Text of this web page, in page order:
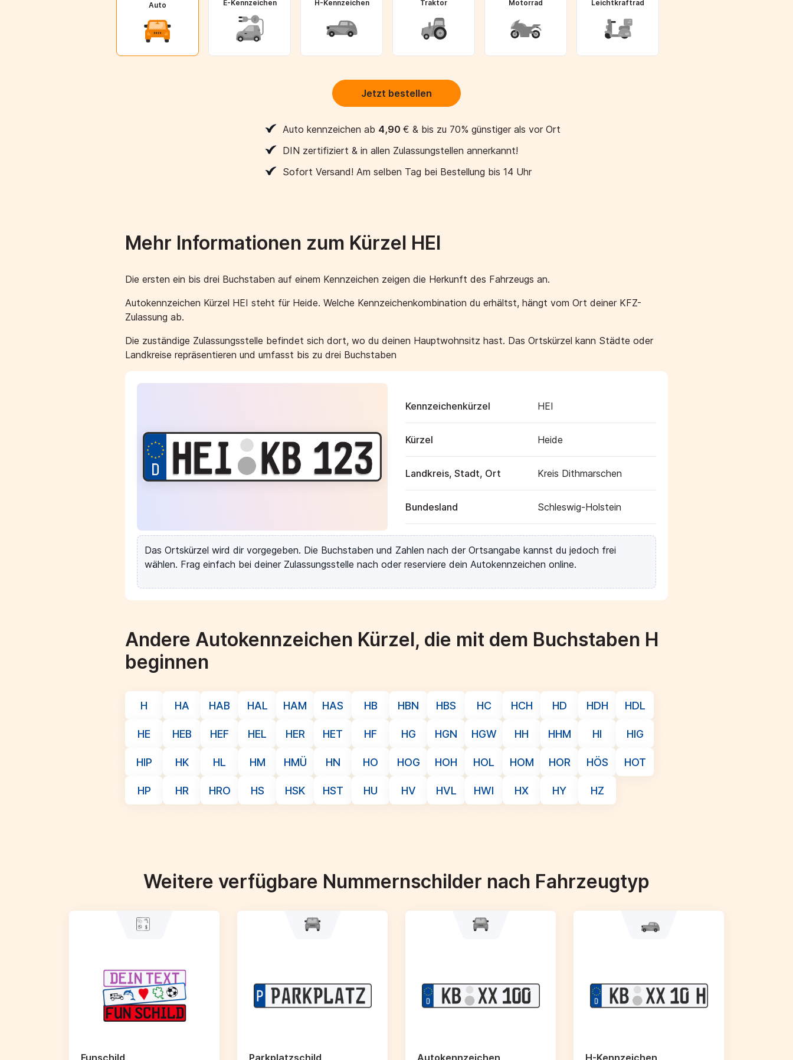
Auto E-Kennzeichen H-Kennzeichen Traktor Motorrad Leichtkraftrad
Jetzt bestellen
Auto kennzeichen ab 4,90 € & bis zu 70% günstiger als vor Ort
DIN zertifiziert & in allen Zulassungstellen annerkannt!
Sofort Versand! Am selben Tag bei Bestellung bis 14 Uhr
Mehr Informationen zum Kürzel HEI
Die ersten ein bis drei Buchstaben auf einem Kennzeichen zeigen die Herkunft des Fahrzeugs an.
Autokennzeichen Kürzel HEI steht für Heide. Welche Kennzeichenkombination du erhältst, hängt vom Ort deiner KFZ-
Zulassung ab.
Die zuständige Zulassungsstelle befindet sich dort, wo du deinen Hauptwohnsitz hast. Das Ortskürzel kann Städte oder
Landkreise repräsentieren und umfasst bis zu drei Buchstaben
Kennzeichenkürzel HEI
Kürzel Heide
Landkreis, Stadt, Ort Kreis Dithmarschen
Bundesland Schleswig-Holstein
Das Ortskürzel wird dir vorgegeben. Die Buchstaben und Zahlen nach der Ortsangabe kannst du jedoch frei
wählen. Frag einfach bei deiner Zulassungsstelle nach oder reserviere dein Autokennzeichen online.
Andere Autokennzeichen Kürzel, die mit dem Buchstaben H
beginnen
H HA HAB HAL HAM HAS HB HBN HBS HC HCH HD HDH HDL
HE HEB HEF HEL HER HET HF HG HGN HGW HH HHM HI HIG
HIP HK HL HM HMÜ HN HO HOG HOH HOL HOM HOR HÖS HOT
HP HR HRO HS HSK HST HU HV HVL HWI HX HY HZ
Weitere verfügbare Nummernschilder nach Fahrzeugtyp
Funschild
Parkplatzschild
Autokennzeichen
H-Kennzeichen